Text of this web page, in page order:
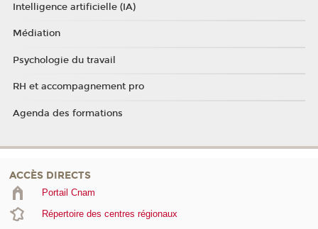
Intelligence artificielle (IA)
Médiation
Psychologie du travail
RH et accompagnement pro
Agenda des formations
ACCÈS DIRECTS
Portail Cnam
Répertoire des centres régionaux